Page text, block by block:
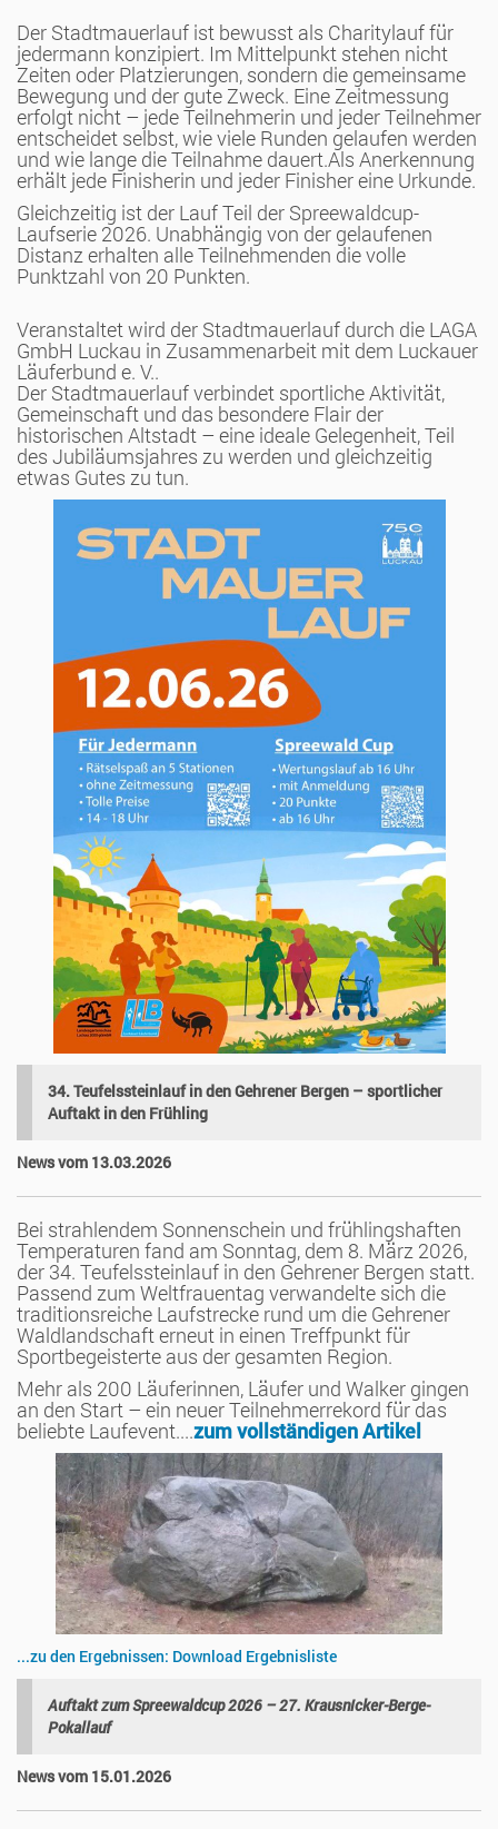
Der Stadtmauerlauf ist bewusst als Charitylauf für
jedermann konzipiert. Im Mittelpunkt stehen nicht
Zeiten oder Platzierungen, sondern die gemeinsame
Bewegung und der gute Zweck. Eine Zeitmessung
erfolgt nicht – jede Teilnehmerin und jeder Teilnehmer
entscheidet selbst, wie viele Runden gelaufen werden
und wie lange die Teilnahme dauert.Als Anerkennung
erhält jede Finisherin und jeder Finisher eine Urkunde.
Gleichzeitig ist der Lauf Teil der Spreewaldcup-
Laufserie 2026. Unabhängig von der gelaufenen
Distanz erhalten alle Teilnehmenden die volle
Punktzahl von 20 Punkten.
Veranstaltet wird der Stadtmauerlauf durch die LAGA
GmbH Luckau in Zusammenarbeit mit dem Luckauer
Läuferbund e. V..
Der Stadtmauerlauf verbindet sportliche Aktivität,
Gemeinschaft und das besondere Flair der
historischen Altstadt – eine ideale Gelegenheit, Teil
des Jubiläumsjahres zu werden und gleichzeitig
etwas Gutes zu tun.
34. Teufelssteinlauf in den Gehrener Bergen – sportlicher
Auftakt in den Frühling
News vom 13.03.2026
Bei strahlendem Sonnenschein und frühlingshaften
Temperaturen fand am Sonntag, dem 8. März 2026,
der 34. Teufelssteinlauf in den Gehrener Bergen statt.
Passend zum Weltfrauentag verwandelte sich die
traditionsreiche Laufstrecke rund um die Gehrener
Waldlandschaft erneut in einen Treffpunkt für
Sportbegeisterte aus der gesamten Region.
Mehr als 200 Läuferinnen, Läufer und Walker gingen
an den Start – ein neuer Teilnehmerrekord für das
beliebte Laufevent....zum vollständigen Artikel
...zu den Ergebnissen: Download Ergebnisliste
Auftakt zum Spreewaldcup 2026 – 27. Krausnicker-Berge-
Pokallauf
News vom 15.01.2026